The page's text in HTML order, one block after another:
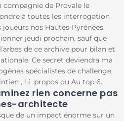
compagnie de Provale le
à toutes les interrogation
nos Hautes-Pyrénées.
jeudi prochain, sauf que
de ce archive pour bilan et
Ce secret deviendra ma
spécialistes de challenge,
, ! í propos du Au top 6.
rien concerne pas
architecte
de un impact énorme sur un